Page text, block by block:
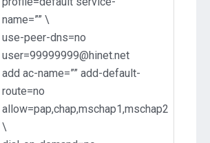
name=”” \
use-peer-dns=no
user=99999999@hinet.net
add ac-name=”” add-default-
route=no
allow=pap,chap,mschap1,mschap2
\